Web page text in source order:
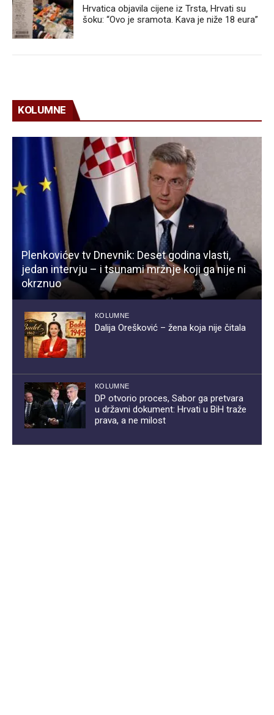
Hrvatica objavila cijene iz Trsta, Hrvati su
šoku: “Ovo je sramota. Kava je niže 18 eura”
KOLUMNE
Plenkovićev tv Dnevnik: Deset godina vlasti,
jedan intervju – i tsunami mržnje koji ga nije ni
okrznuo
KOLUMNE
Dalija Orešković – žena koja nije čitala
KOLUMNE
DP otvorio proces, Sabor ga pretvara
u državni dokument: Hrvati u BiH traže
prava, a ne milost